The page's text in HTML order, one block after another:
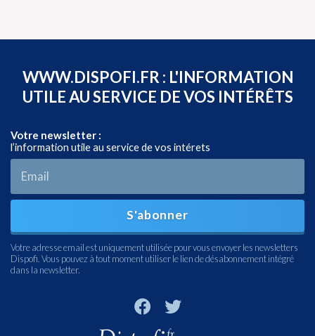
WWW.DISPOFI.FR : L'INFORMATION
UTILE AU SERVICE DE VOS INTÉRÊTS
Votre newsletter :
l’information utile au service de vos intérets
S'abonner
Votre adresse email est uniquement utilisée pour vous envoyer les newsletters
Dispofi. Vous pouvez à tout moment utiliser le lien de désabonnement intégré
dans la newsletter.